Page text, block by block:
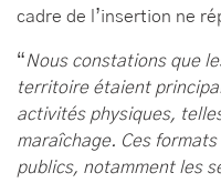
cadre de l’insertion ne
“Nous constations que
territoireétaient
activités physiques,
maraîchage. Ces
publics, notamment les